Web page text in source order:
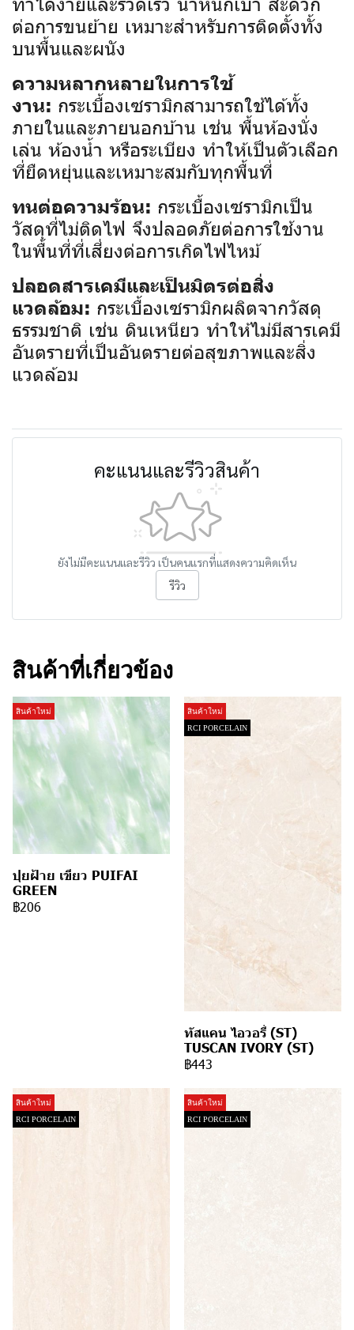
ต่อการขนย้าย เหมาะสำหรับการติดตั้งทั้ง
บนพื้นและผนัง
ความหลากหลายในการใช้
งาน: กระเบื้องเซรามิกสามารถใช้ได้ทั้ง
ภายในและภายนอกบ้าน เช่น พื้นห้องนั่ง
เล่น ห้องน้ำ หรือระเบียง ทำให้เป็นตัวเลือก
ที่ยืดหยุ่นและเหมาะสมกับทุกพื้นที่
ทนต่อความร้อน: กระเบื้องเซรามิกเป็น
วัสดุที่ไม่ติดไฟ จึงปลอดภัยต่อการใช้งาน
ในพื้นที่ที่เสี่ยงต่อการเกิดไฟไหม้
ปลอดสารเคมีและเป็นมิตรต่อสิ่ง
แวดล้อม: กระเบื้องเซรามิกผลิตจากวัสดุ
ธรรมชาติ เช่น ดินเหนียว ทำให้ไม่มีสารเคมี
อันตรายที่เป็นอันตรายต่อสุขภาพและสิ่ง
แวดล้อม
คะแนนและรีวิวสินค้า
ยังไม่มีคะแนนและรีวิว เป็นคนแรกที่แสดงความคิดเห็น
รีวิว
สินค้าที่เกี่ยวข้อง
สินค้าใหม่
ปุยฝ้าย เขียว PUIFAI
GREEN
฿206
สินค้าใหม่
RCI PORCELAIN
ทัสแคน ไอวอรี่ (ST)
TUSCAN IVORY (ST)
฿443
สินค้าใหม่
RCI PORCELAIN
สินค้าใหม่
RCI PORCELAIN